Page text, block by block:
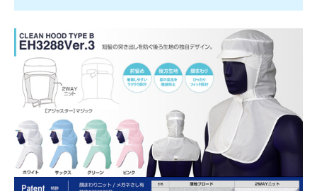
L × ホワイト ￥1,848
L × サックス 1 ～ 9 ￥2,640
L × サックス 10 ～ 39 ￥2,376
L × サックス 40 ～ 159 ￥2,112
L × サックス 160 ～ ￥1,848
L × ピンク 1 ～ 9 ￥2,640